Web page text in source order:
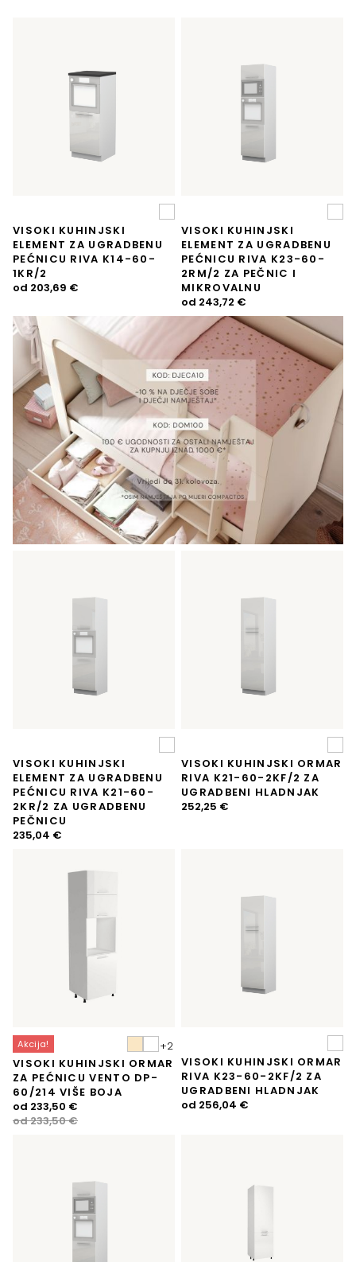
VISOKI KUHINJSKI
ELEMENT ZA UGRADBENU
PEĆNICU RIVA K14-60-
1KR/2
od 203,69 €
VISOKI KUHINJSKI
ELEMENT ZA UGRADBENU
PEĆNICU RIVA K23-60-
2RM/2 ZA PEČNIC I
MIKROVALNU
od 243,72 €
VISOKI KUHINJSKI
ELEMENT ZA UGRADBENU
PEĆNICU RIVA K21-60-
2KR/2 ZA UGRADBENU
PEČNICU
235,04 €
VISOKI KUHINJSKI ORMAR
RIVA K21-60-2KF/2 ZA
UGRADBENI HLADNJAK
252,25 €
Akcija!
VISOKI KUHINJSKI ORMAR
ZA PEĆNICU VENTO DP-
60/214 VIŠE BOJA
od233,50€
Izvorna
cijena
od 233,50 €
Trenutna
cijena
VISOKI KUHINJSKI ORMAR
RIVA K23-60-2KF/2 ZA
UGRADBENI HLADNJAK
od 256,04 €